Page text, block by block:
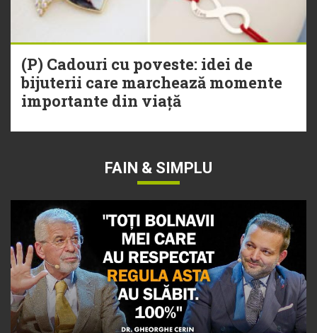
(P) Cadouri cu poveste: idei de
bijuterii care marchează momente
importante din viață
FAIN & SIMPLU